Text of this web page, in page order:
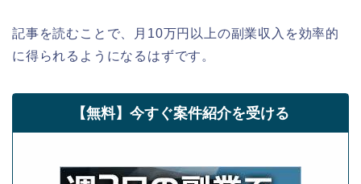
記事を読むことで、月10万円以上の副業収入を効率的
に得られるようになるはずです。
【無料】今すぐ案件紹介を受ける